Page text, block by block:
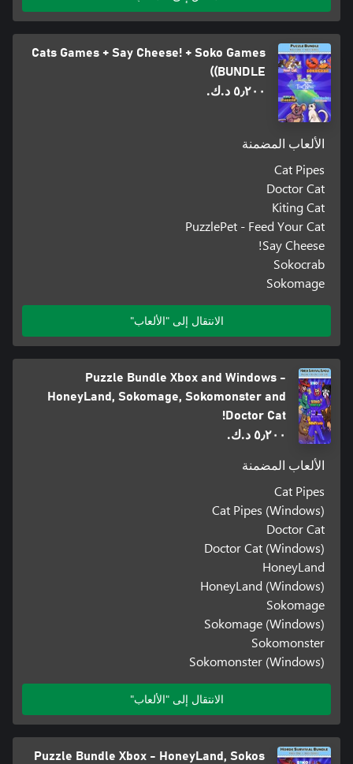
Cats Games + Say Cheese! + Soko Games
(BUNDLE)
٥٫٢٠٠ د.ك.‏
الألعاب المضمنة
Cat Pipes
Doctor Cat
Kiting Cat
PuzzlePet - Feed Your Cat
Say Cheese!
Sokocrab
Sokomage
الانتقال إلى "الألعاب"
Puzzle Bundle Xbox and Windows -
HoneyLand, Sokomage, Sokomonster and
Doctor Cat!
٥٫٢٠٠ د.ك.‏
الألعاب المضمنة
Cat Pipes
Cat Pipes (Windows)
Doctor Cat
Doctor Cat (Windows)
HoneyLand
HoneyLand (Windows)
Sokomage
Sokomage (Windows)
Sokomonster
Sokomonster (Windows)
الانتقال إلى "الألعاب"
Puzzle Bundle Xbox - HoneyLand, Sokos